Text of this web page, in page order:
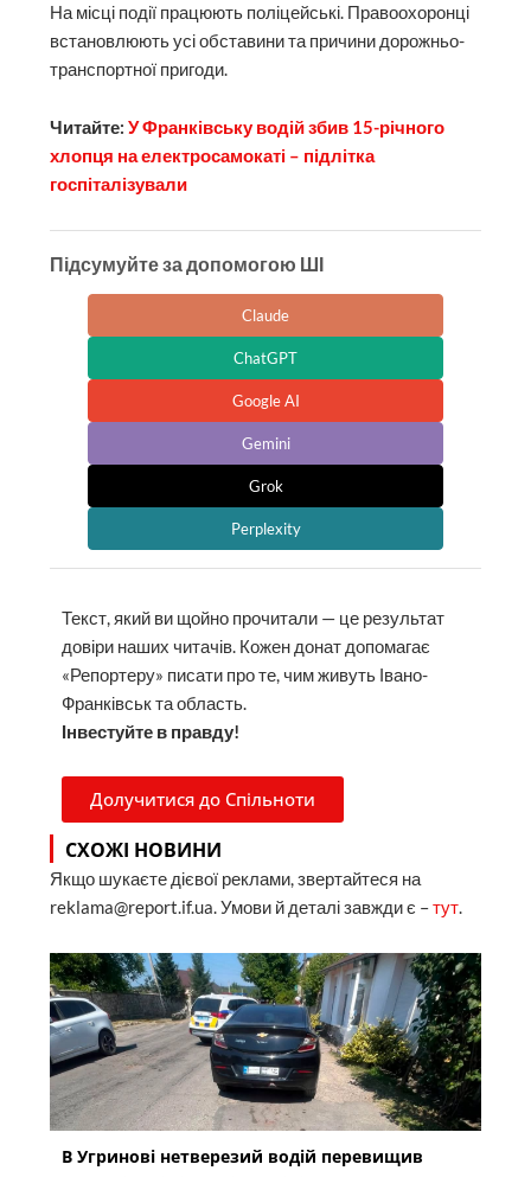
На місці події працюють поліцейські. Правоохоронці
встановлюють усі обставини та причини дорожньо-
транспортної пригоди.
Читайте:У Франківську водій збив 15-річного
хлопця на електросамокаті – підлітка
госпіталізували
Підсумуйте за допомогою ШІ
Claude
ChatGPT
Google AI
Gemini
Grok
Perplexity
Текст, який ви щойно прочитали — це результат
довіри наших читачів. Кожен донат допомагає
«Репортеру» писати про те, чим живуть Івано-
Франківськ та область.
Інвестуйте в правду!
Долучитися до Спільноти
СХОЖІ НОВИНИ
Якщо шукаєте дієвої реклами, звертайтеся на
reklama@report.if.ua. Умови й деталі завжди є –тут.
В Угринові нетверезий водій перевищив